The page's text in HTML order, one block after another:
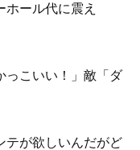
ホール代に震え
っこいい！」敵「ダ
テが欲しいんだがど